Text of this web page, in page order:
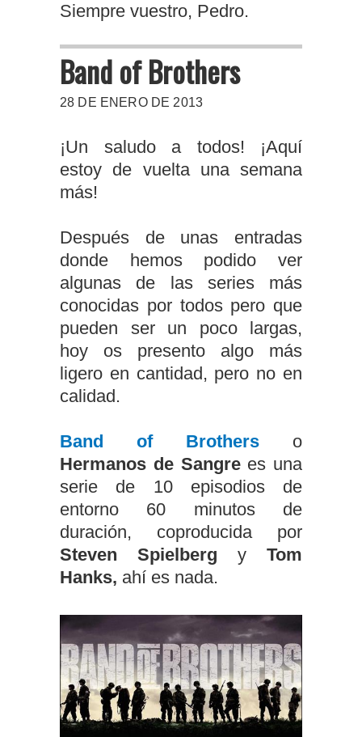
Siempre vuestro, Pedro.
Band of Brothers
28 DE ENERO DE 2013
¡Un saludo a todos! ¡Aquí
estoy de vuelta una semana
más!
Después de unas entradas
donde hemos podido ver
algunas de las series más
conocidas por todos pero que
pueden ser un poco largas,
hoy os presento algo más
ligero en cantidad, pero no en
calidad.
Band of Brothers o
Hermanos de Sangrees una
serie de 10 episodios de
entorno 60 minutos de
duración, coproducida por
Steven Spielberg y Tom
Hanks, ahí es nada.